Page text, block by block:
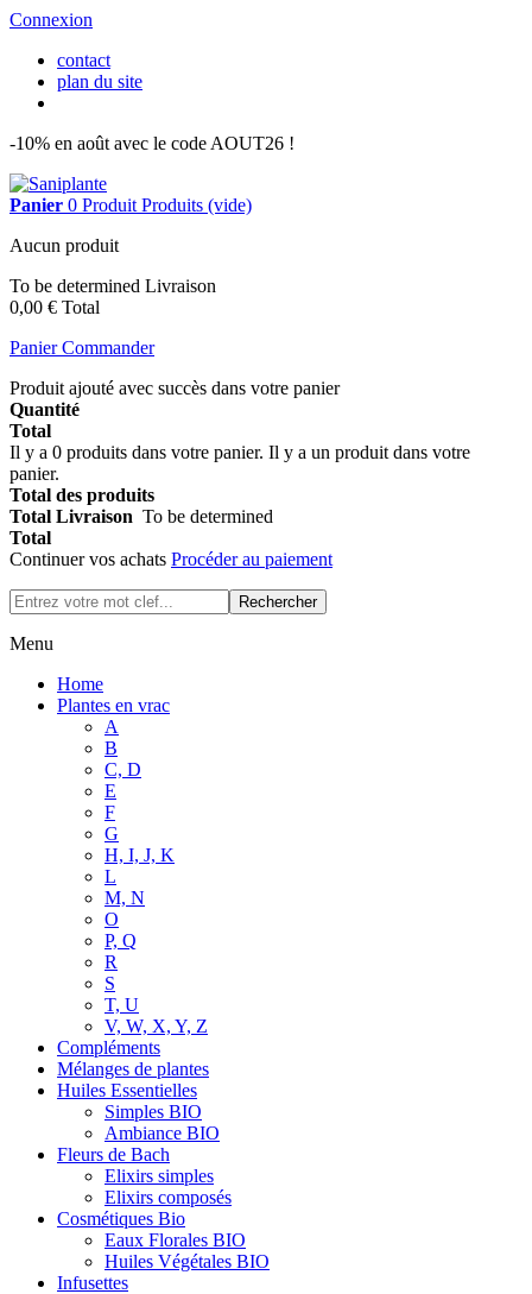
Connexion
contact
plan du site
-10% en août avec le code AOUT26 !
Panier 0 Produit Produits (vide)
Aucun produit
To be determined Livraison
0,00 € Total
Panier Commander
Produit ajouté avec succès dans votre panier
Quantité
Total
Il y a 0 produits dans votre panier. Il y a un produit dans votre
panier.
Total des produits
Total Livraison To be determined
Total
Continuer vos achats Procéder au paiement
Rechercher
Menu
Home
Plantes en vrac
A
B
C, D
E
F
G
H, I, J, K
L
M, N
O
P, Q
R
S
T, U
V, W, X, Y, Z
Compléments
Mélanges de plantes
Huiles Essentielles
Simples BIO
Ambiance BIO
Fleurs de Bach
Elixirs simples
Elixirs composés
Cosmétiques Bio
Eaux Florales BIO
Huiles Végétales BIO
Infusettes